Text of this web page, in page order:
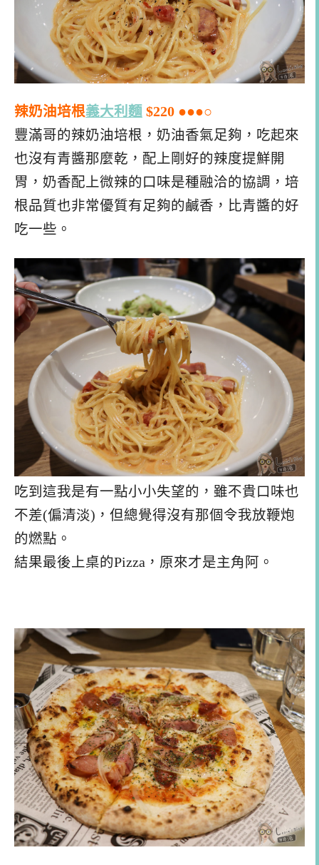
辣奶油培根義大利麵 $220 ●●●○
豐滿哥的辣奶油培根，奶油香氣足夠，吃起來
也沒有青醬那麼乾，配上剛好的辣度提鮮開
胃，奶香配上微辣的口味是種融洽的協調，培
根品質也非常優質有足夠的鹹香，比青醬的好
吃一些。
吃到這我是有一點小小失望的，雖不貴口味也
不差(偏清淡)，但總覺得沒有那個令我放鞭炮
的燃點。
結果最後上桌的Pizza，原來才是主角阿。